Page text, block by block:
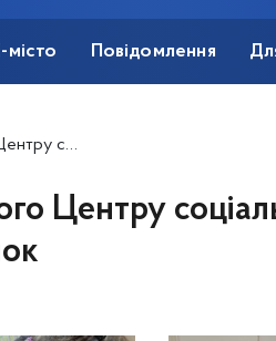
місто Повідомлення
аромасвічок
Центру